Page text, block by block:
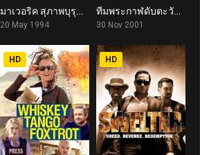
7.0
มาเวอริค สุภาพบุรุษตัดหนึ่ง Maverick (1994)
20 May 1994
5.2
ทีมพระกาฬดับตะวัน Texas Rangers (2001)
30 Nov 2001
HD HD